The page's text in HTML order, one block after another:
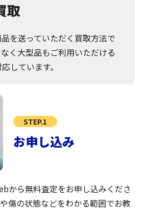
取
を送っていただく買取方法で
く大型品もご利用いただける
しています。
STEP.1
お申し込み
から無料査定をお申し込みくださ
傷の状態などをわかる範囲でお教